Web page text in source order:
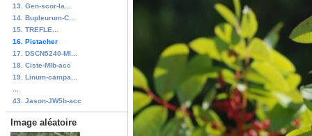
13. Gen-scor-la...
14. Bupleurum-C...
15. TREFLE...
16. Pistacher
17. DSCN5240-MI...
18. Ciste-MIb-acc
19. Linum-campa...
43. Jason-JW5b-acc
Image aléatoire